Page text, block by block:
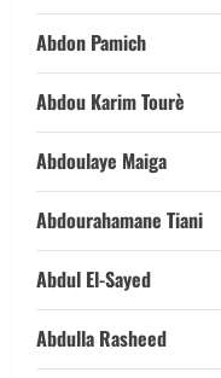
Abdon Pamich
Abdou Karim Tourè
Abdoulaye Maiga
Abdourahamane Tiani
Abdul El-Sayed
Abdulla Rasheed